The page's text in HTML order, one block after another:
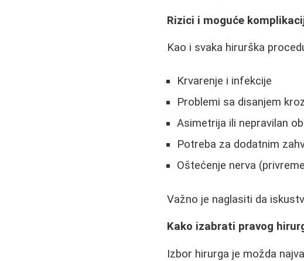
Rizici i moguće
Kao i svaka hirurška
Krvarenje i infekcije
Problemi sa disanjem
Asimetrija ili nepravilan
Potreba za dodatnim
Oštećenje nerva
Važno je naglasiti da
Kako izabrati pravog
Izbor hirurga je možda